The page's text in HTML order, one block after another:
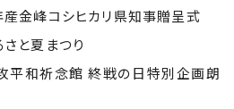
金峰コシヒカリ県知事贈呈式
と夏まつり
和祈念館 終戦の日特別企画朗